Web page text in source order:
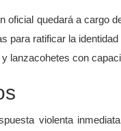
oficial quedará a cargo
para ratificar la
lanzacohetes con
violenta